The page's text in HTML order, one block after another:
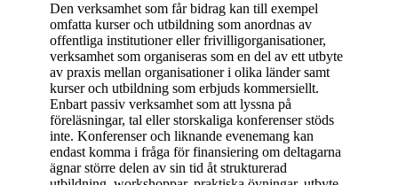
Den verksamhet som får bidrag kan till exempel
omfatta kurser och utbildning som anordnas av
offentliga institutioner eller frivilligorganisationer,
verksamhet som organiseras som en del av ett utbyte
av praxis mellan organisationer i olika länder samt
kurser och utbildning som erbjuds kommersiellt.
Enbart passiv verksamhet som att lyssna på
föreläsningar, tal eller storskaliga konferenser stöds
inte. Konferenser och liknande evenemang kan
endast komma i fråga för finansiering om deltagarna
ägnar större delen av sin tid åt strukturerad